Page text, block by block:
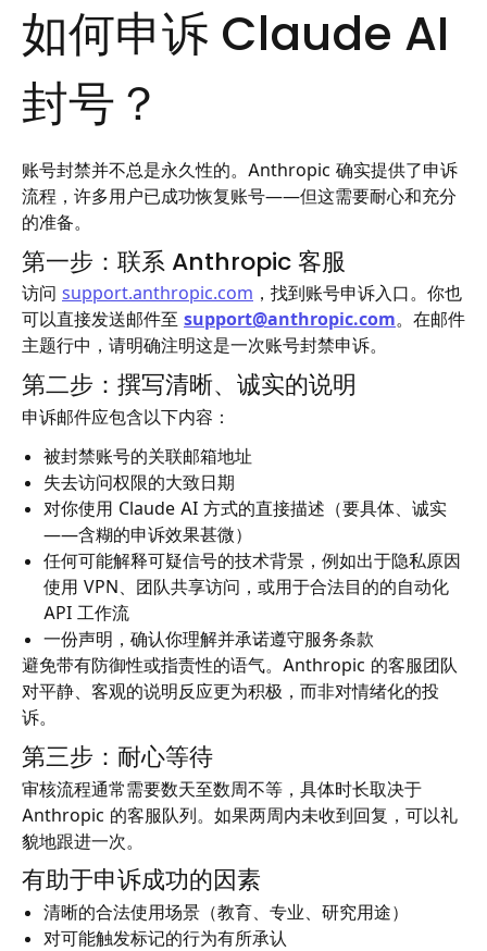
如何申诉 Claude AI
封号？
账号封禁并不总是永久性的。Anthropic 确实提供了申诉
流程，许多用户已成功恢复账号——但这需要耐心和充分
的准备。
第一步：联系 Anthropic 客服
访问 support.anthropic.com ，找到账号申诉入口。你也
可以直接发送邮件至 support@anthropic.com。在邮件
主题行中，请明确注明这是一次账号封禁申诉。
第二步：撰写清晰、诚实的说明
申诉邮件应包含以下内容：
被封禁账号的关联邮箱地址
失去访问权限的大致日期
对你使用 Claude AI 方式的直接描述（要具体、诚实
——含糊的申诉效果甚微）
任何可能解释可疑信号的技术背景，例如出于隐私原因
使用 VPN、团队共享访问，或用于合法目的的自动化
API 工作流
一份声明，确认你理解并承诺遵守服务条款
避免带有防御性或指责性的语气。Anthropic 的客服团队
对平静、客观的说明反应更为积极，而非对情绪化的投
诉。
第三步：耐心等待
审核流程通常需要数天至数周不等，具体时长取决于
Anthropic 的客服队列。如果两周内未收到回复，可以礼
貌地跟进一次。
有助于申诉成功的因素
清晰的合法使用场景（教育、专业、研究用途）
对可能触发标记的行为有所承认